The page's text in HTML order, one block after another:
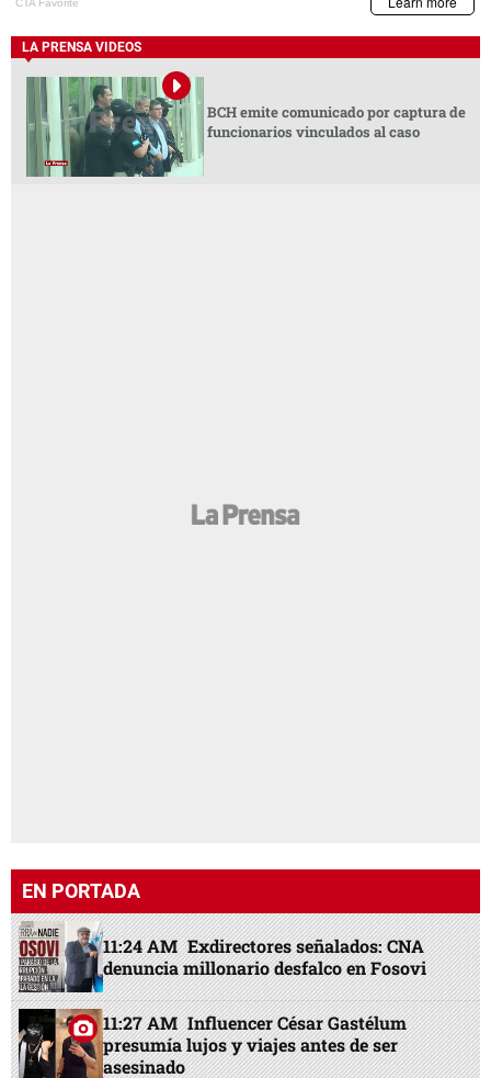
LA PRENSA VIDEOS
BCH emite comunicado por captura de
funcionarios vinculados al caso
EN PORTADA
11:24 AM Exdirectores señalados: CNA
denuncia millonario desfalco en Fosovi
11:27 AM Influencer César Gastélum
presumía lujos y viajes antes de ser
asesinado